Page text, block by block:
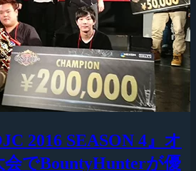
2016 SEASON 4』オ
でBountyHunterが優